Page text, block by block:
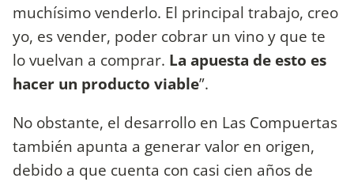
muchísimo venderlo. El principal trabajo, creo
yo, es vender, poder cobrar un vino y que te
lo vuelvan a comprar. La apuesta de esto es
hacer un producto viable”.
No obstante, el desarrollo en Las Compuertas
también apunta a generar valor en origen,
debido a que cuenta con casi cien años de